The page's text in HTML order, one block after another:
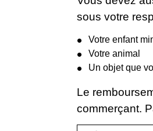
sous votre
Votre enfant
Votre animal
Un objet que
Le
commerçant.